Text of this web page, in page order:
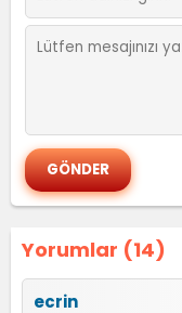
Yorumlar (14)
ecrin